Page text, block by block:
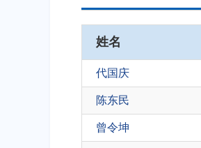
姓名
代国庆
陈东民
曾令坤